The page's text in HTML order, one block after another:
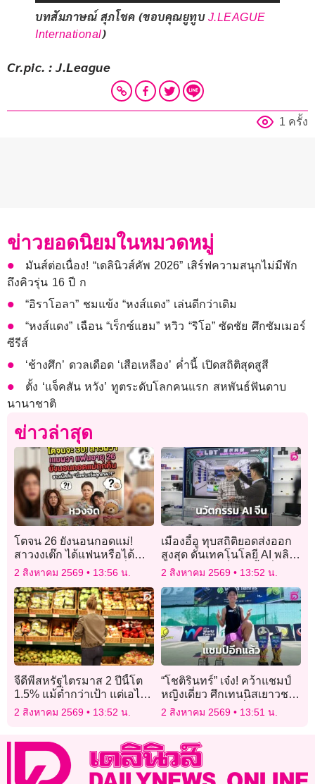
บทสัมภาษณ์ สุภโชค (ขอบคุณยูทูบ J.LEAGUE
International)
Cr.pic. : J.League
1 ครั้ง
ข่าวยอดนิยมในหมวดหมู่
มันส์ต่อเนื่อง! “เดลินิวส์คัพ 2026” เสิร์ฟความสนุกไม่มีพัก
ถึงคิวรุ่น 16 ปี ก
“อิราโอลา” ชมแข้ง “หงส์แดง” เล่นดีกว่าเดิม
“หงส์แดง” เฉือน “เร็กซ์แฮม” หวิว “ริโอ” ซัดชัย ศึกซัมเมอร์
ซีรีส์
‘ช้างศึก’ ดวลเดือด ‘เสือเหลือง’ ค่ำนี้ เปิดสถิติสุดสูสี
ตั้ง ‘แจ็คสัน หวัง’ ทูตระดับโลกคนแรก สหพันธ์ฟันดาบ
นานาชาติ
ข่าวล่าสุด
โตจน 26 ยังนอนกอดแม่!
สาวงงเต๊ก ได้แฟนหรือได้
“ลูกเทพ” แม่ผัวหวงจัด สั่ง
2 สิงหาคม 2569 13:56 น.
เมืองอี้อู ทุบสถิติยอดส่งออก
สูงสุด ดันเทคโนโลยี AI พลิก
โฉมการค้า เชื่อมผู้ซื้อทั่วโลก
2 สิงหาคม 2569 13:52 น.
จีดีพีสหรัฐไตรมาส 2 ปีนี้โต
1.5% แม้ต่ำกว่าเป้า แต่เอไอ
หนุนลงทุน-บริโภคแกร่ง
2 สิงหาคม 2569 13:52 น.
“โชติรินทร์” เจ๋ง! คว้าแชมป์
หญิงเดี่ยว ศึกเทนนิสเยาวชน
นานาชาติ เจ60 ที่มาเลเซีย
2 สิงหาคม 2569 13:51 น.